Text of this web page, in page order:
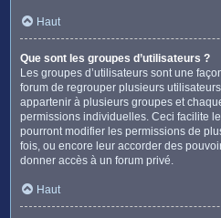
Haut
Que sont les groupes d’utilisateurs ?
Les groupes d’utilisateurs sont une
forum de regrouper plusieurs
appartenir à plusieurs groupes et
permissions individuelles. Ceci facilite
pourront modifier les permissions de
fois, ou encore leur accorder des
donner accès à un forum privé.
Haut